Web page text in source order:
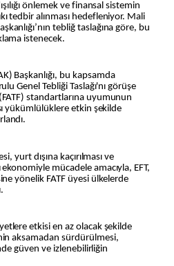
önlemek ve finansal sistemin
tedbir alınması hedefleniyor. Mali
tebliğ taslağına göre, bu
istenecek.
Başkanlığı, bu kapsamda
Genel Tebliği Taslağı'nı görüşe
standartlarına uyumunun
yükümlülüklere etkin şekilde
yurt dışına kaçırılması ve
ekonomiyle mücadele amacıyla, EFT,
yönelik FATF üyesi ülkelerde
etkisi en az olacak şekilde
aksamadan sürdürülmesi,
güven ve izlenebilirliğin